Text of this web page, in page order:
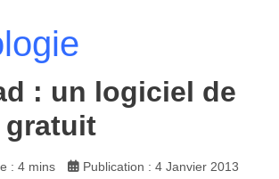
: un logiciel de
gratuit
: 4 mins Publication : 4 Janvier 2013